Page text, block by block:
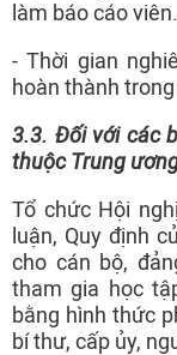
làm báo cáo viên.
- Thời gian
hoàn thành
3.3. Đối với các
thuộc Trung
Tổ chức Hội
luận, Quy định
cho cán bộ,
tham gia học
bằng hình thức
bí thư, cấp ủy,